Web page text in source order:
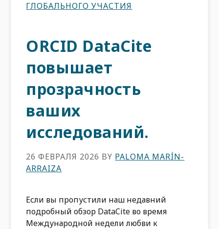
ГЛОБАЛЬНОГО УЧАСТИЯ
ORCID DataCite
повышает
прозрачность
ваших
исследований.
26 ФЕВРАЛЯ 2026 BY PALOMA MARÍN-
ARRAIZA
Если вы пропустили наш недавний
подробный обзор DataCite во время
Международной недели любви к